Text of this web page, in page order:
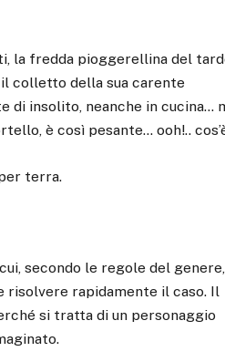
la fredda pioggerellina del
colletto della sua carente
di insolito, neanche in cucina…
è così pesante… ooh!..
terra.
secondo le regole del genere,
risolvere rapidamente il caso. Il
si tratta di un personaggio